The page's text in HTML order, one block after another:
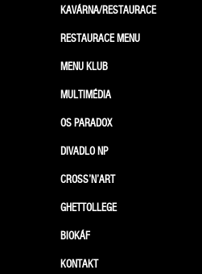
KAVÁRNA/RESTAURACE
RESTAURACE MENU
MENU KLUB
MULTIMÉDIA
OS PARADOX
DIVADLO NP
CROSS’N’ART
GHETTOLLEGE
BIOKÁF
KONTAKT